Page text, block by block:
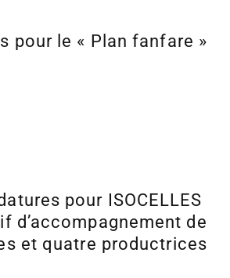
pour le « Plan fanfare »
pour ISOCELLES
d’accompagnement de
et quatre productrices